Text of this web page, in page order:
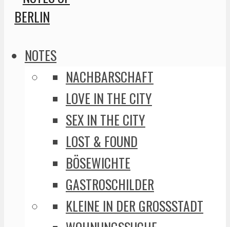
NOTES
NACHBARSCHAFT
LOVE IN THE CITY
SEX IN THE CITY
LOST & FOUND
BÖSEWICHTE
GASTROSCHILDER
KLEINE IN DER GROSSSTADT